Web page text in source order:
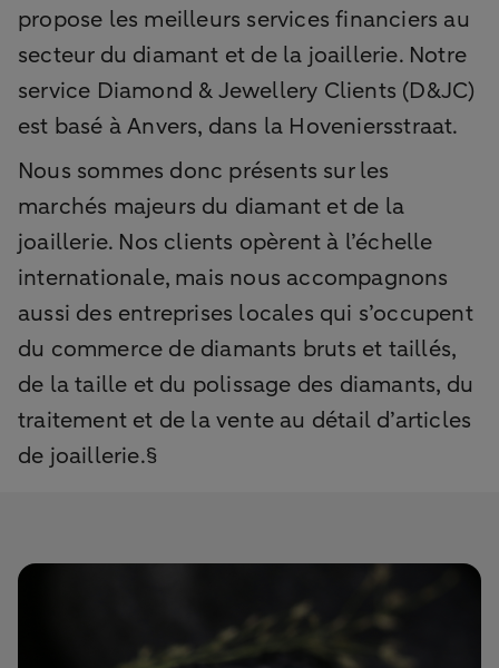
propose les meilleurs services financiers au
secteur du diamant et de la joaillerie. Notre
service Diamond & Jewellery Clients (D&JC)
est basé à Anvers, dans la Hoveniersstraat.
Nous sommes donc présents sur les
marchés majeurs du diamant et de la
joaillerie. Nos clients opèrent à l’échelle
internationale, mais nous accompagnons
aussi des entreprises locales qui s’occupent
du commerce de diamants bruts et taillés,
de la taille et du polissage des diamants, du
traitement et de la vente au détail d’articles
de joaillerie.§